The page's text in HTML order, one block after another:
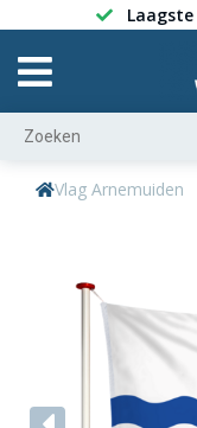
Laagste
Vlag Arnemuiden